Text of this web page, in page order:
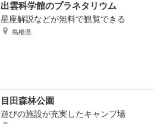
出雲科学館のプラネタリウム
星座解説などが無料で観覧できる
島根県
目田森林公園
遊びの施設が充実したキャンプ場